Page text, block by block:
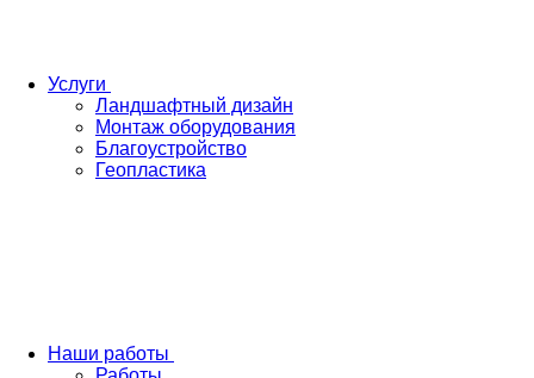
Услуги
Ландшафтный дизайн
Монтаж оборудования
Благоустройство
Геопластика
Наши работы